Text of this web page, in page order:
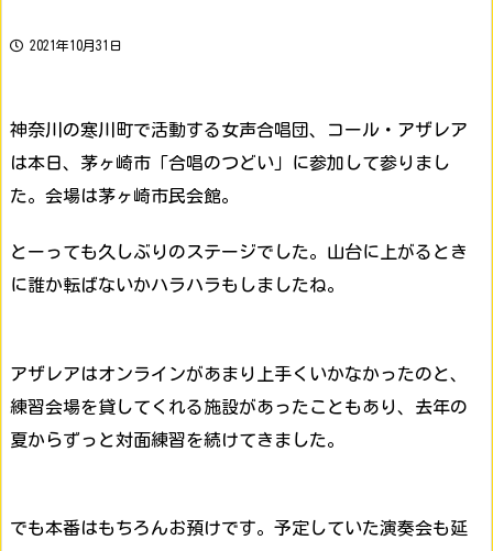
2021年10月31日
神奈川の寒川町で活動する女声合唱団、コール・アザレア
は本日、茅ヶ崎市「合唱のつどい」に参加して参りまし
た。会場は茅ヶ崎市民会館。
とーっても久しぶりのステージでした。山台に上がるとき
に誰か転ばないかハラハラもしましたね。
アザレアはオンラインがあまり上手くいかなかったのと、
練習会場を貸してくれる施設があったこともあり、去年の
夏からずっと対面練習を続けてきました。
でも本番はもちろんお預けです。予定していた演奏会も延